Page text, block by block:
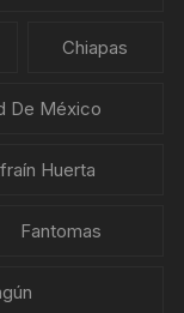
Chiapas
De México
Huerta
Fantomas